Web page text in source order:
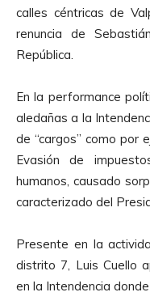
calles céntricas de
renuncia de
República.
En la performance
aledañas a la
de “cargos” como por
Evasión de
humanos, causado
caracterizado del
Presente en la
distrito 7, Luis Cuello
en la Intendencia